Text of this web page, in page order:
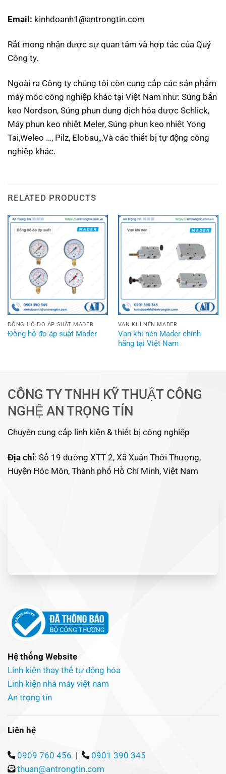
Email: kinhdoanh1@antrongtin.com
Rất mong nhận được sự quan tâm và hợp tác của Quý
Công ty.
Ngoài ra Công ty chúng tôi còn cung cấp các sản phẩm
máy móc công nghiệp khác tại Việt Nam như: Súng bắn
keo Nordson, Súng phun dung dịch hóa dược Schlick,
Máy phun keo nhiệt Meler, Súng phun keo nhiệt Yong
Tai,Weleo …, Pilz, Elobau,,,Và các thiết bị tự động công
nghiệp khác.
RELATED PRODUCTS
ĐỒNG HỒ ĐO ÁP SUẤT MADER
Đồng hồ đo áp suất Mader
VAN KHÍ NÉN MADER
Van khí nén Mader chính
hãng tại Việt Nam
CÔNG TY TNHH KỸ THUẬT CÔNG
NGHỆ AN TRỌNG TÍN
Chuyên cung cấp linh kiện & thiết bị công nghiệp
Địa chỉ: Số 19 đường XTT 2, Xã Xuân Thới Thượng,
Huyện Hóc Môn, Thành phố Hồ Chí Minh, Việt Nam
Hệ thống Website
Linh kiện thay thế tự động hóa
Linh kiện nhà máy việt nam
An trọng tín
Liên hệ
0909 760 456 |
0901 390 345
thuan@antrongtin.com